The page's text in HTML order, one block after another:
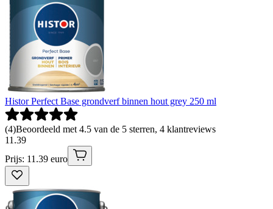
Histor Perfect Base grondverf binnen hout grey 250 ml
(4)Beoordeeld met 4.5 van de 5 sterren, 4 klantreviews
11 .39
Prijs: 11.39 euro